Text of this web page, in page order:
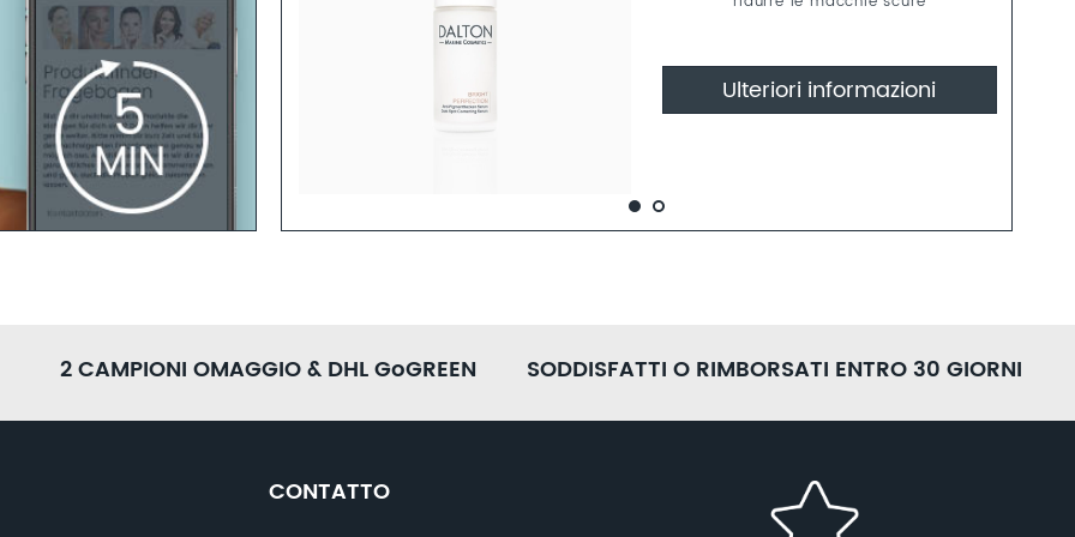
Ulteriori informazioni Ulteriori informazioni
2 CAMPIONI OMAGGIO & DHL GoGREEN SODDISFATTI O RIMBORSATI ENTRO 30 GIORNI
CONTATTO